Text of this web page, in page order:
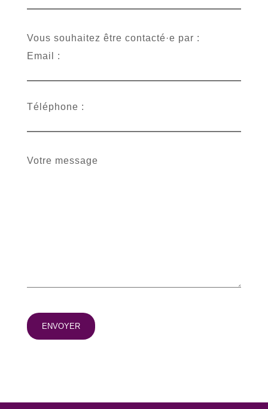
Vous souhaitez être contacté·e par :
Email :
Téléphone :
Votre message